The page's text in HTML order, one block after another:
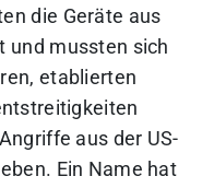
die Geräte aus
und mussten sich
etablierten
aus der US-
Ein Name hat